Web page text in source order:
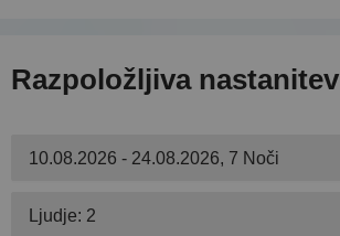
Razpoložljiva nastanitev
10.08.2026 - 24.08.2026, 7 Noči
Ljudje: 2